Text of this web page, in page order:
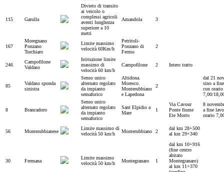
115 Garulla
Divieto di transito
ai veicolo o
complessi agricoli
aventi lunghezza
superiore a 10
metri
Amandola 3
167
Moregnano
Ponzano
Torchiaro
Limite massimo
velocità 60Km/h
Petritoli-
Ponzano di
Fermo
2
246
Campofilone
Valdaso
Istituzione limite
massimo di
velocità 60 km/h
Campofilone 2 Intero tratto
85
Valdaso sponda
sinistra
Senso unico
alternato regolato
da impianto
semaforico
Altidona.
Moresco.
Monterubbiano
e Lapedona
2
dal 21
sino a
con orario
7,00/
8 Brancadoro
Senso unico
alternato regolato
da impianto
semaforico
Sant Elpidio a
Mare
1
Via Cavour
Ponte fiume
Ete Morto
8
a fine
orario
56 Monterubbianese
Limite massimo di
velocità 50 km/h
Monterubbiano 2
dal km 28+500
al km 29+340
30 Fermana
Limite massimo
velocità 50 km/h
Montegranaro 1
dal km 10+916
(fine centro
abitato
Montegranaro)
al km 11+370